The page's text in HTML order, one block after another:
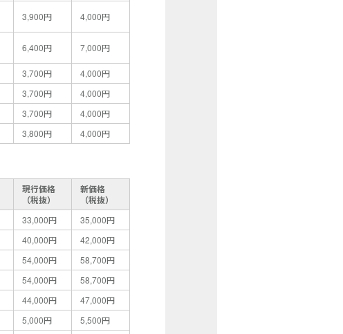
3,900円 4,000円
6,400円 7,000円
3,700円
4,000円
3,700円
4,000円
3,700円
4,000円
3,800円 4,000円
現行価格
（税抜）
新価格
（税抜）
33,000円
35,000円
40,000円
42,000円
54,000円
58,700円
54,000円
58,700円
44,000円
47,000円
5,000円
5,500円